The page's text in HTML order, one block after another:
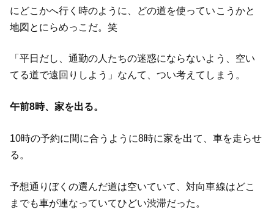
にどこかへ行く時のように、どの道を使っていこうかと
地図とにらめっこだ。笑
「平日だし、通勤の人たちの迷惑にならないよう、空い
てる道で遠回りしよう」なんて、つい考えてしまう。
午前8時、家を出る。
10時の予約に間に合うように8時に家を出て、車を走らせ
る。
予想通りぼくの選んだ道は空いていて、対向車線はどこ
までも車が連なっていてひどい渋滞だった。